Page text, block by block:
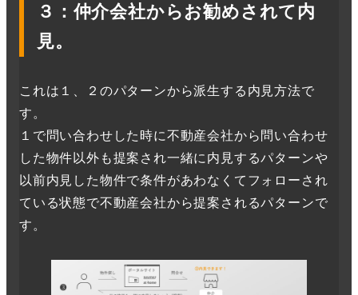
３ ：仲介会社からお勧めされて内
見。
これは１、２のパターンから派生する内見方法で
す。
１で問い合わせした時に不動産会社から問い合わせ
した物件以外も提案され一緒に内見するパターンや
以前内見した物件で条件があわなくてフォローされ
ている状態で不動産会社から提案されるパターンで
す。